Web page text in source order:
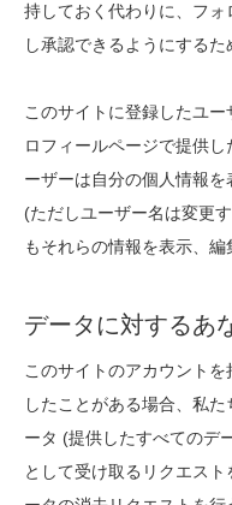
持しておく代わりに、フ
し承認できるようにするた
このサイトに登録したユ
ロフィールページで提供
ーザーは自分の個人情報
(ただしユーザー名は変更
もそれらの情報を表示、編
データに対するあ
このサイトのアカウント
したことがある場合、私
ータ (提供したすべてのデ
として受け取るリクエス